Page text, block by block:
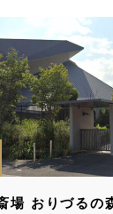
場 おりづるの森